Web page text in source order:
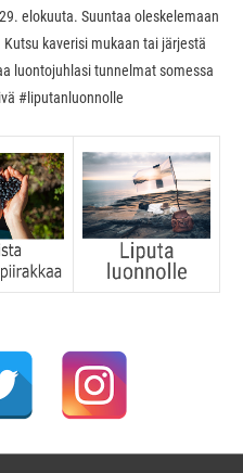
elokuuta. Suuntaa oleskelemaan
kaverisi mukaan tai järjestä
luontojuhlasi tunnelmat somessa
#liputanluonnolle